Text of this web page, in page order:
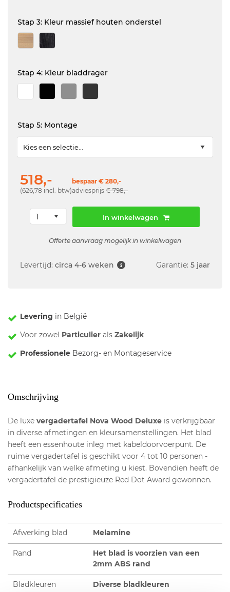
Stap 3: Kleur massief houten onderstel
Stap 4: Kleur bladdrager
Stap 5: Montage
518,-
(626,78 incl. btw)
bespaar € 280,-
adviesprijs € 798,-
In winkelwagen
Offerte aanvraag mogelijk in winkelwagen
Levertijd: circa 4-6 weken Garantie: 5 jaar
Levering in België
Voor zowel Particulier als Zakelijk
Professionele Bezorg- en Montageservice
Omschrijving
De luxe vergadertafel Nova Wood Deluxe is verkrijgbaar
in diverse afmetingen en kleursamenstellingen. Het blad
heeft een essenhoute inleg met kabeldoorvoerpunt. De
ruime vergadertafel is geschikt voor 4 tot 10 personen -
afhankelijk van welke afmeting u kiest. Bovendien heeft de
vergadertafel de prestigieuze Red Dot Award gewonnen.
Productspecificaties
Afwerking blad Melamine
Rand
Het blad is voorzien van een
2mm ABS rand
Bladkleuren Diverse bladkleuren